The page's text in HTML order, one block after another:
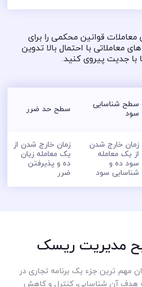
معاملات قوانین محکمی را برای
معاملاتی با احتمال بالا تدوین
با جدیت پیروی کنید.
سطح شناسایی
سود
سطح حد ضرر
زمان خارج شدن
از یک معامله
سود ده و
شناسایی سود
زمان خارج شدن از
یک معامله زیان
ده و پذیرفتن
ضرر
مدیریت ریسک
مهم ترین جزء یک برنامه تجاری در
هدف آن شناسایی، کنترل و کاهش